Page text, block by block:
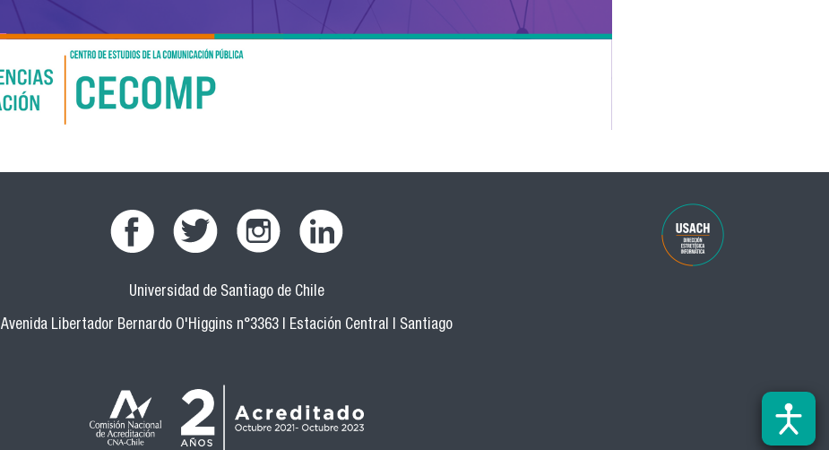
Universidad de Santiago de Chile
Avenida Libertador Bernardo O'Higgins n°3363 | Estación Central | Santiago